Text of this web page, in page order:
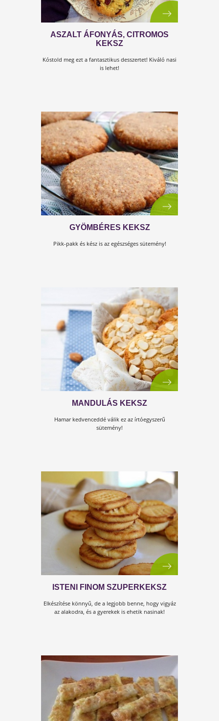
CUKORMENTES SZUPER
KÓKUSZKEKSZ
Le­szok­nál a cu­kor­ról? Ez a szu­per kó­kusz­keksz segít!
Nincs benne cukor, és szén­hid­rát is csak alig. Vissza­
szo­rítja az éh­ség­ér­ze­tet és a nas­so­lás utáni vá­gyat.
ASZALT ÁFONYÁS, CITROMOS
KEKSZ
Kóstold meg ezt a fantasztikus desszertet! Kiváló
GYÖMBÉRES KEKSZ